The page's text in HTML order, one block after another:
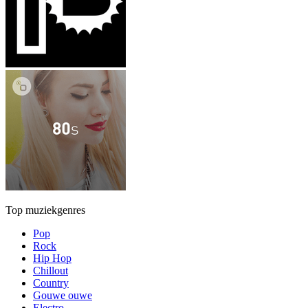
Top muziekgenres
Pop
Rock
Hip Hop
Chillout
Country
Gouwe ouwe